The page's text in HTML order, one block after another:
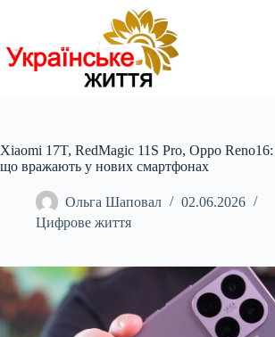
Xiaomi 17T, RedMagic 11S Pro, Oppo Reno16:
що вражають у нових смартфонах
Ольга Шаповал
02.06.2026
Цифрове життя